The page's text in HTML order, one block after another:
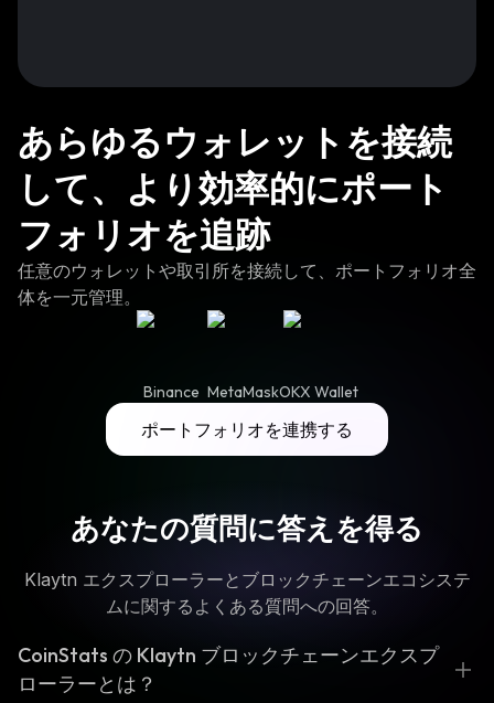
あらゆるウォレットを接続
して、より効率的にポート
フォリオを追跡
任意のウォレットや取引所を接続して、ポートフォリオ全
体を一元管理。
Binance MetaMaskOKX Wallet
ポートフォリオを連携する
あなたの質問に答えを得る
Klaytn エクスプローラーとブロックチェーンエコシステ
ムに関するよくある質問への回答。
CoinStats の Klaytn ブロックチェーンエクスプ
ローラーとは？